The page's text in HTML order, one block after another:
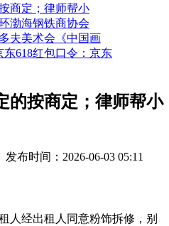
商定；律师帮小
渤海钢铁商协会
夫美术会《中国画
东618红包口令：京东
的按商定；律师帮小
发布时间：2026-06-03 05:11
经出租人同意粉饰拆修，别